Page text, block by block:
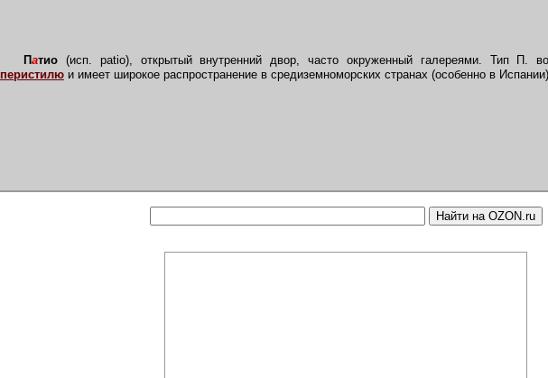
Патио (исп. patio), открытый внутренний двор, часто окруженный галереями. Тип П.
перистилю и имеет широкое распространение в средиземноморских странах (особенно в